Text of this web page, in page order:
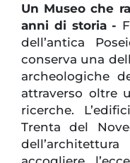
Un Museo che
anni di storia -
dell’antica
conserva una
archeologiche
attraverso oltre
ricerche.
Trenta del